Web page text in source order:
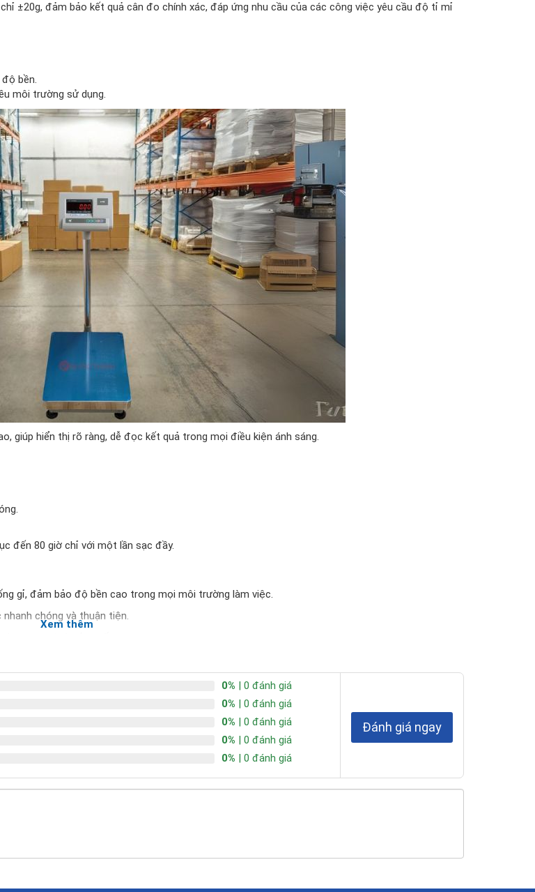
±20g, đảm bảo kết quả cân đo chính xác, đáp ứng nhu cầu của các công việc yêu cầu độ tỉ mỉ
bền.
môi trường sử dụng.
giúp hiển thị rõ ràng, dễ đọc kết quả trong mọi điều kiện ánh sáng.
đến 80 giờ chỉ với một lần sạc đầy.
gỉ, đảm bảo độ bền cao trong mọi môi trường làm việc.
chóng và thuận tiện.
Cân bàn Yaohua A12E 300kg
50g
1/30.000
Xem thêm
0% | 0 đánh giá
0% | 0 đánh giá
0% | 0 đánh giá
0% | 0 đánh giá
0% | 0 đánh giá
Đánh giá ngay